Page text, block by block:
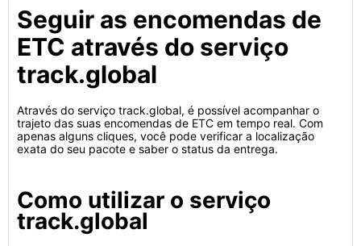
Seguir as encomendas de
ETC através do serviço
track.global
Através do serviço track.global, é possível acompanhar o
trajeto das suas encomendas de ETC em tempo real. Com
apenas alguns cliques, você pode verificar a localização
exata do seu pacote e saber o status da entrega.
Como utilizar o serviço
track.global